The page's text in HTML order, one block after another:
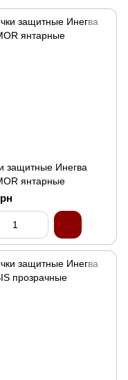
защитные Инегва
янтарные